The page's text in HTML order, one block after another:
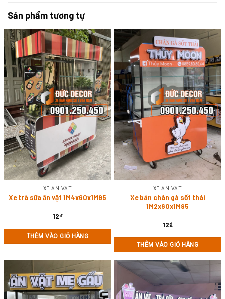
Sản phẩm tương tự
XE ĂN VẶT
Xe trà sữa ăn vặt 1M4x60x1M95
12₫
THÊM VÀO GIỎ HÀNG
XE ĂN VẶT
Xe bán chân gà sốt thái
1M2x60x1M95
12₫
THÊM VÀO GIỎ HÀNG